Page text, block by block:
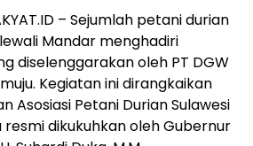
– Sejumlah petani durian
Mandar menghadiri
diselenggarakan oleh PT DGW
Kegiatan ini dirangkaikan
Asosiasi Petani Durian Sulawesi
dikukuhkan oleh Gubernur